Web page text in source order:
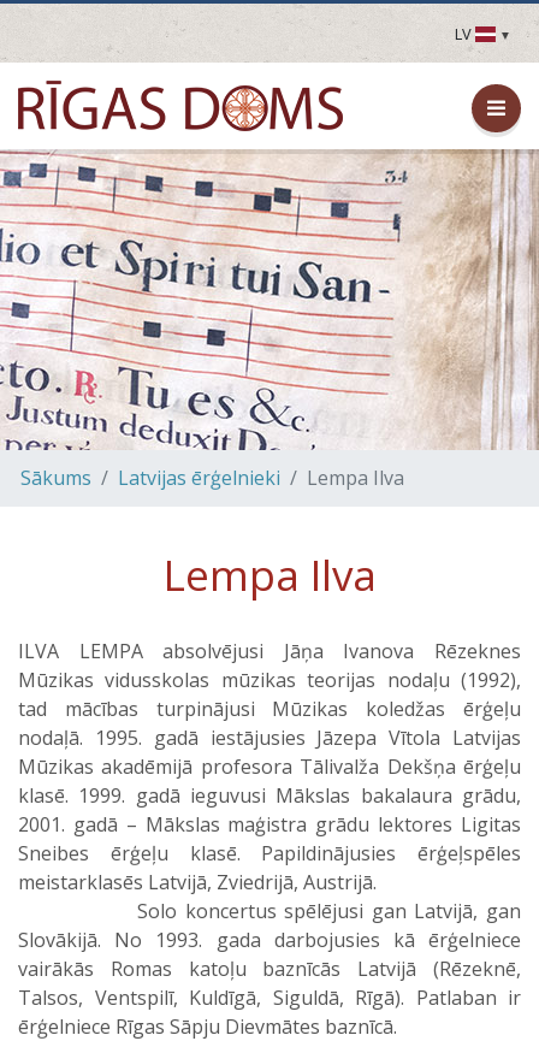
LV
LV
EN
DE
FR
UA
LT
EE
FI
Sākums Latvijas ērģelnieki Lempa Ilva
Lempa Ilva
ILVA LEMPA absolvējusi Jāņa Ivanova Rēzeknes
Mūzikas vidusskolas mūzikas teorijas nodaļu (1992),
tad mācības turpinājusi Mūzikas koledžas ērģeļu
nodaļā. 1995. gadā iestājusies Jāzepa Vītola Latvijas
Mūzikas akadēmijā profesora Tālivalža Dekšņa ērģeļu
klasē. 1999. gadā ieguvusi Mākslas bakalaura grādu,
2001. gadā – Mākslas maģistra grādu lektores Ligitas
Sneibes ērģeļu klasē. Papildinājusies ērģeļspēles
meistarklasēs Latvijā, Zviedrijā, Austrijā.
Solo koncertus spēlējusi gan Latvijā, gan
Slovākijā. No 1993. gada darbojusies kā ērģelniece
vairākās Romas katoļu baznīcās Latvijā (Rēzeknē,
Talsos, Ventspilī, Kuldīgā, Siguldā, Rīgā). Patlaban ir
ērģelniece Rīgas Sāpju Dievmātes baznīcā.